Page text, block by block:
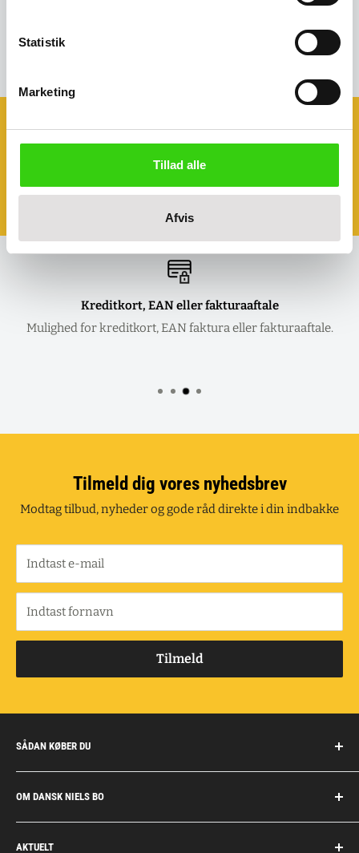
Statistik
Marketing
Tillad alle
Afvis
vores produkter?
Kreditkort, EAN eller fakturaaftale
Mulighed for kreditkort, EAN faktura eller fakturaaftale.
Tilmeld dig vores nyhedsbrev
Modtag tilbud, nyheder og gode råd direkte i din indbakke
Indtast e-mail
Indtast fornavn
Tilmeld
SÅDAN KØBER DU
Handelsbetingelser
Fragt og retur
Privatkunder/erhverv
OM DANSK NIELS BO
Om Dansk Niels Bo
AKTUELT